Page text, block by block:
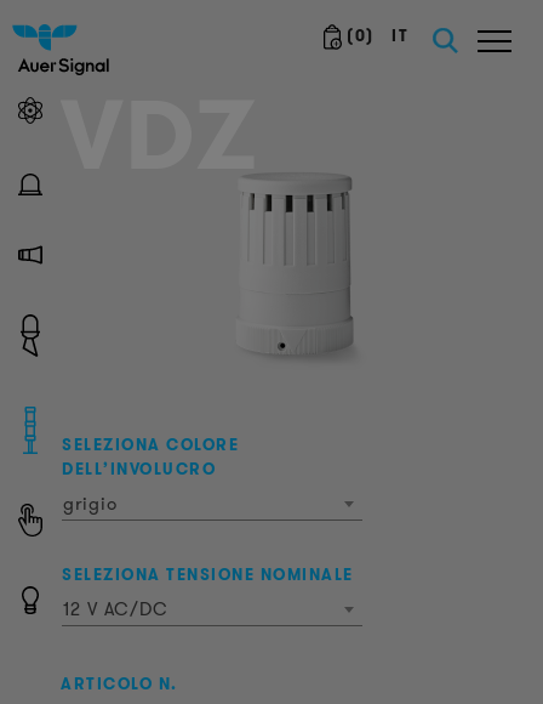
(0) IT
VDZ
SELEZIONA COLORE
DELL’INVOLUCRO
grigio
SELEZIONA TENSIONE NOMINALE
12 V AC/DC
ARTICOLO N.